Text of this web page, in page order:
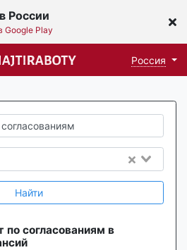
России
Google Play
Россия
Найти
по согласованиям в